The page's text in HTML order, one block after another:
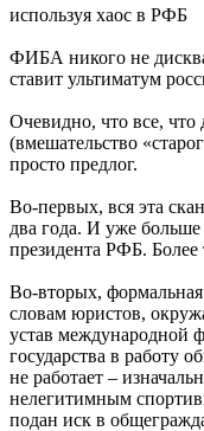
используя хаос в РФБ
ФИБА никого не
ставит ультиматум
Очевидно, что все, что
(вмешательство
просто предлог.
Во-первых, вся эта
два года. И уже
президента РФБ. Более
Во-вторых,
словам юристов,
устав международной
государства в работу
не работает –
нелегитимным
подан иск в